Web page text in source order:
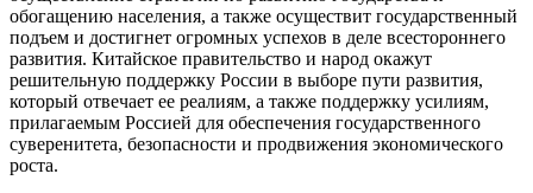
обогащению населения, а также осуществит государственный
подъем и достигнет огромных успехов в деле всестороннего
развития. Китайское правительство и народ окажут
решительную поддержку России в выборе пути развития,
который отвечает ее реалиям, а также поддержку усилиям,
прилагаемым Россией для обеспечения государственного
суверенитета, безопасности и продвижения экономического
роста.